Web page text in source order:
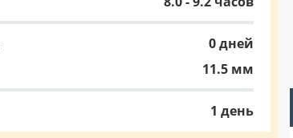
0 дней
11.5 мм
1 день